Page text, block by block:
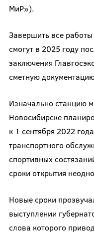
МиР»).
Завершить все работы
смогут в 2025 году
заключения
сметную
Изначально станцию
Новосибирске
к 1 сентября 2022
транспортного
спортивных
сроки открытия
Новые сроки
выступлении
слова которого